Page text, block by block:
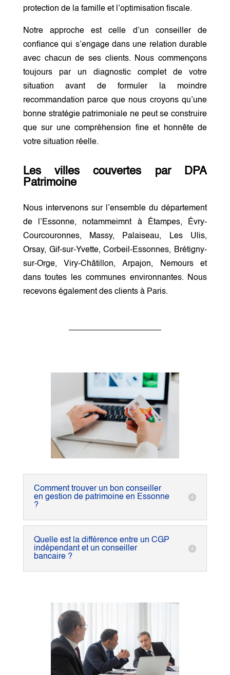
protection de la famille et l’optimisation fiscale.
Notre approche est celle d’un conseiller de
confiance qui s’engage dans une relation durable
avec chacun de ses clients. Nous commençons
toujours par un diagnostic complet de votre
situation avant de formuler la moindre
recommandation parce que nous croyons qu’une
bonne stratégie patrimoniale ne peut se construire
que sur une compréhension fine et honnête de
votre situation réelle.
Les villes couvertes par DPA
Patrimoine
Nous intervenons sur l’ensemble du département
de l’Essonne, notammeimnt à Étampes, Évry-
Courcouronnes, Massy, Palaiseau, Les Ulis,
Orsay, Gif-sur-Yvette, Corbeil-Essonnes, Brétigny-
sur-Orge, Viry-Châtillon, Arpajon, Nemours et
dans toutes les communes environnantes. Nous
recevons également des clients à Paris.
Comment trouver un bon conseiller
en gestion de patrimoine en Essonne
?
Quelle est la différence entre un CGP
indépendant et un conseiller
bancaire ?